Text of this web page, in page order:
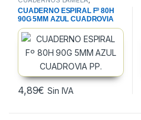
CUADERNOS, BLOCS Y PAPEL
PAPELERIA
CUADERNO ESPIRAL Fº 80H
90G 5MM AZUL CUADROVIA
PP.
4,89€ Sin IVA